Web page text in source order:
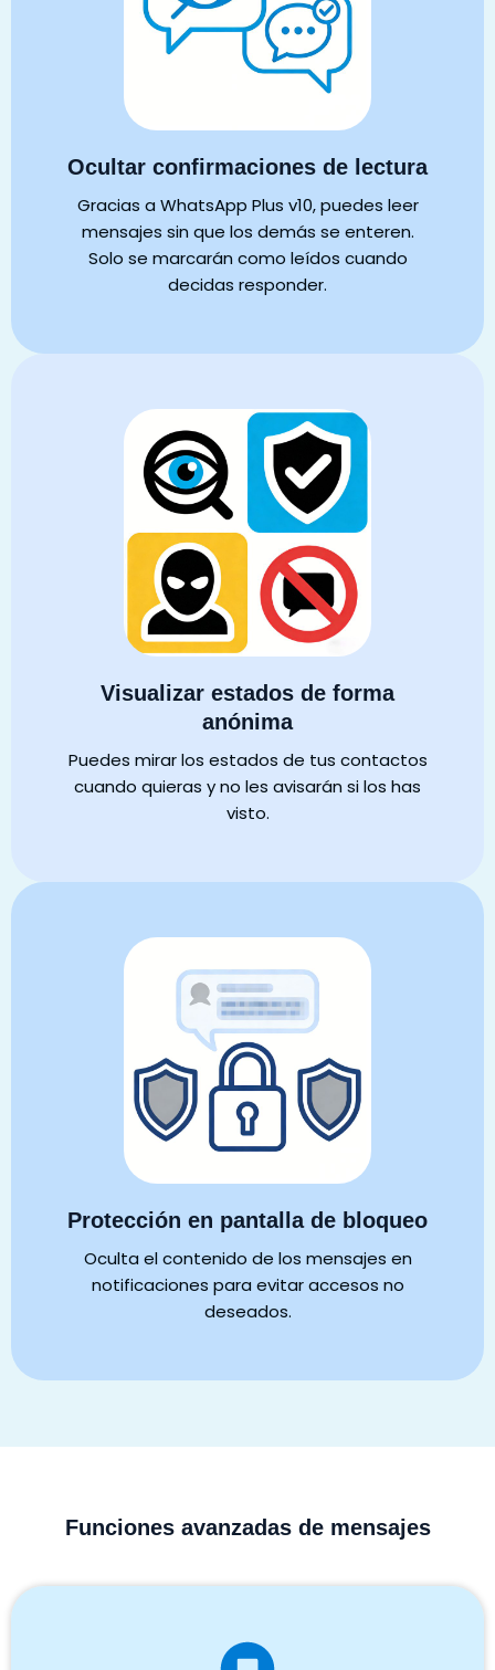
Ocultar confirmaciones de lectura
Gracias a WhatsApp Plus v10, puedes leer
mensajes sin que los demás se enteren.
Solo se marcarán como leídos cuando
decidas responder.
Visualizar estados de forma
anónima
Puedes mirar los estados de tus contactos
cuando quieras y no les avisarán si los has
visto.
Protección en pantalla de bloqueo
Oculta el contenido de los mensajes en
notificaciones para evitar accesos no
deseados.
Funciones avanzadas de mensajes